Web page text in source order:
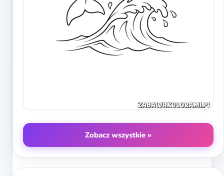
Zobacz wszystkie »